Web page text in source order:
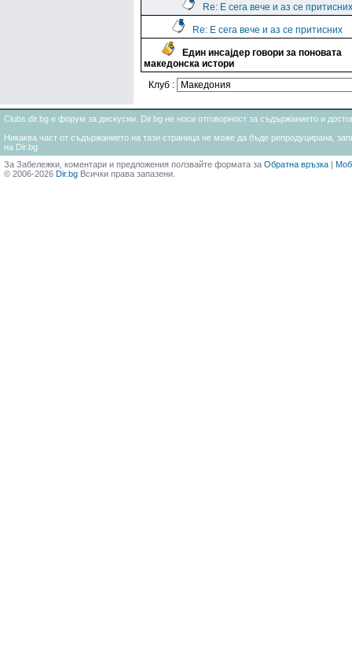
Re: Е сега вече и аз се притисних
Re: Е сега вече и аз се притисних
Един инсајдер говори за поновата
македонска истори
Клуб :
Clubs.dir.bg е форум за дискусии. Dir.bg не носи отговорност за съдържанието и
Никаква част от съдържанието на тази страница не може да бъде репродуцирана,
на Dir.bg
За Забележки, коментари и предложения ползвайте формата за Обратна връзка |
© 2006-2026 Dir.bg Всички права запазени.